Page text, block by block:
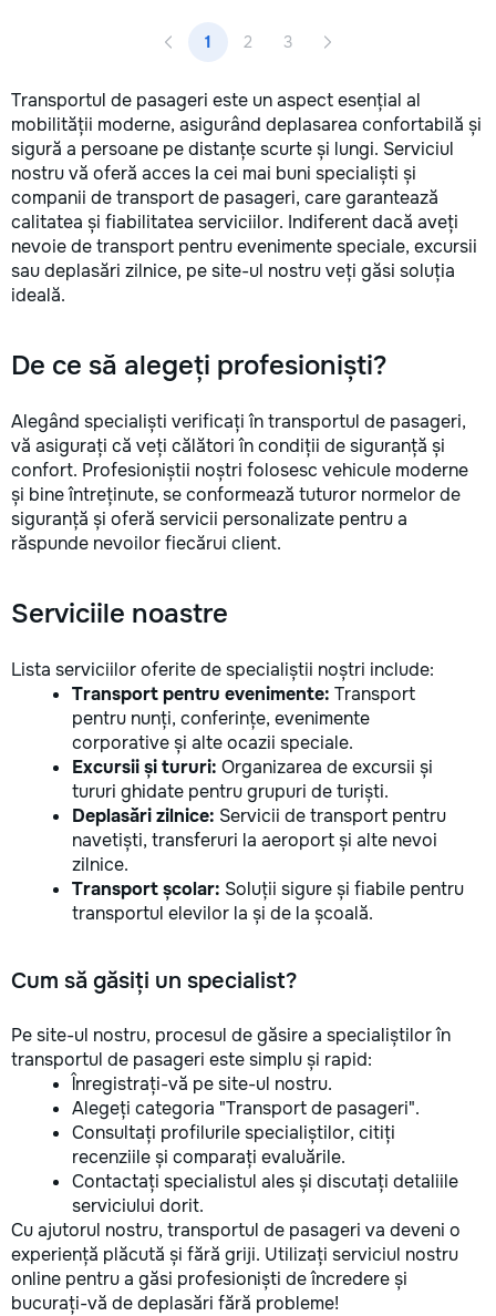
1 2 3
Transportul de pasageri este un aspect esențial al
mobilității moderne, asigurând deplasarea confortabilă și
sigură a persoane pe distanțe scurte și lungi. Serviciul
nostru vă oferă acces la cei mai buni specialiști și
companii de transport de pasageri, care garantează
calitatea și fiabilitatea serviciilor. Indiferent dacă aveți
nevoie de transport pentru evenimente speciale, excursii
sau deplasări zilnice, pe site-ul nostru veți găsi soluția
ideală.
De ce să alegeți profesioniști?
Alegând specialiști verificați în transportul de pasageri,
vă asigurați că veți călători în condiții de siguranță și
confort. Profesioniștii noștri folosesc vehicule moderne
și bine întreținute, se conformează tuturor normelor de
siguranță și oferă servicii personalizate pentru a
răspunde nevoilor fiecărui client.
Serviciile noastre
Lista serviciilor oferite de specialiștii noștri include:
Transport pentru evenimente: Transport
pentru nunți, conferințe, evenimente
corporative și alte ocazii speciale.
Excursii și tururi: Organizarea de excursii și
tururi ghidate pentru grupuri de turiști.
Deplasări zilnice: Servicii de transport pentru
navetiști, transferuri la aeroport și alte nevoi
zilnice.
Transport școlar: Soluții sigure și fiabile pentru
transportul elevilor la și de la școală.
Cum să găsiți un specialist?
Pe site-ul nostru, procesul de găsire a specialiștilor în
transportul de pasageri este simplu și rapid:
Înregistrați-vă pe site-ul nostru.
Alegeți categoria "Transport de pasageri".
Consultați profilurile specialiștilor, citiți
recenziile și comparați evaluările.
Contactați specialistul ales și discutați detaliile
serviciului dorit.
Cu ajutorul nostru, transportul de pasageri va deveni o
experiență plăcută și fără griji. Utilizați serviciul nostru
online pentru a găsi profesioniști de încredere și
bucurați-vă de deplasări fără probleme!